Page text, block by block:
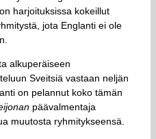
harjoituksissa kokeillut
jota Englanti ei ole
alkuperäiseen
Sveitsiä vastaan neljän
on pelannut koko tämän
päävalmentaja
muutosta ryhmitykseensä.